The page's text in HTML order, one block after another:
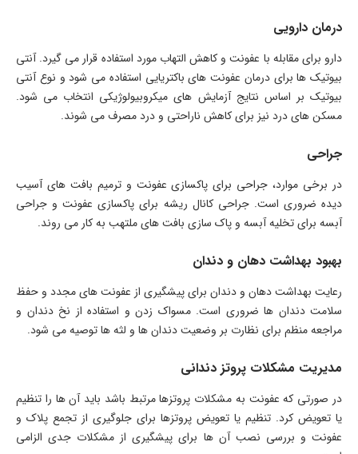
درمان دارویی
دارو برای مقابله با عفونت و کاهش التهاب مورد استفاده قرار می گیرد. آنتی
بیوتیک ها برای درمان عفونت های باکتریایی استفاده می شود و نوع آنتی
بیوتیک بر اساس نتایج آزمایش های میکروبیولوژیکی انتخاب می شود.
مسکن های درد نیز برای کاهش ناراحتی و درد مصرف می شوند.
جراحی
در برخی موارد، جراحی برای پاکسازی عفونت و ترمیم بافت های آسیب
دیده ضروری است. جراحی کانال ریشه برای پاکسازی عفونت و جراحی
آبسه برای تخلیه آبسه و پاک سازی بافت های ملتهب به کار می روند.
بهبود بهداشت دهان و دندان
رعایت بهداشت دهان و دندان برای پیشگیری از عفونت های مجدد و حفظ
سلامت دندان ها ضروری است. مسواک زدن و استفاده از نخ دندان و
مراجعه منظم برای نظارت بر وضعیت دندان ها و لثه ها توصیه می شود.
مدیریت مشکلات پروتز دندانی
در صورتی که عفونت به مشکلات پروتزها مرتبط باشد باید آن ها را تنظیم
یا تعویض کرد. تنظیم یا تعویض پروتزها برای جلوگیری از تجمع پلاک و
عفونت و بررسی نصب آن ها برای پیشگیری از مشکلات جدی الزامی